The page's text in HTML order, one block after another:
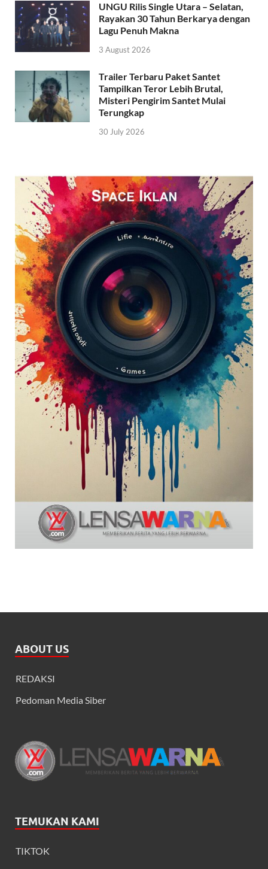
UNGU Rilis Single Utara – Selatan,
Rayakan 30 Tahun Berkarya dengan
Lagu Penuh Makna
3 August 2026
Trailer Terbaru Paket Santet
Tampilkan Teror Lebih Brutal,
Misteri Pengirim Santet Mulai
Terungkap
30 July 2026
ABOUT US
REDAKSI
Pedoman Media Siber
TEMUKAN KAMI
TIKTOK